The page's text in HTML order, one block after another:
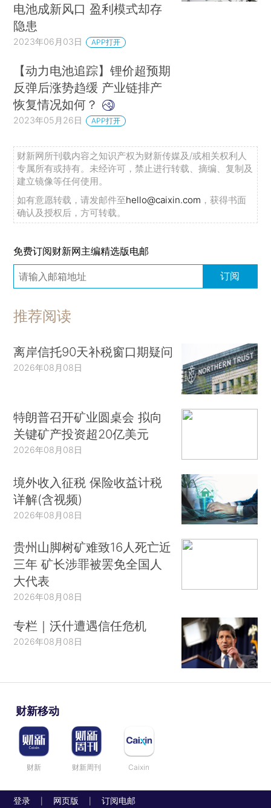
电池成新风口 盈利模式却存
隐患
2023年06月03日 APP打开
【动力电池追踪】锂价超预期
反弹后涨势趋缓 产业链排产
恢复情况如何？
2023年05月26日 APP打开
财新网所刊载内容之知识产权为财新传媒及/或相关权利人
专属所有或持有。未经许可，禁止进行转载、摘编、复制及
建立镜像等任何使用。
如有意愿转载，请发邮件至hello@caixin.com ，获得书面
确认及授权后，方可转载。
免费订阅财新网主编精选版电邮
订阅
推荐阅读
离岸信托90天补税窗口期疑问
2026年08月08日
特朗普召开矿业圆桌会 拟向
关键矿产投资超20亿美元
2026年08月08日
境外收入征税 保险收益计税
详解(含视频)
2026年08月08日
贵州山脚树矿难致16人死亡近
三年 矿长涉罪被罢免全国人
大代表
2026年08月08日
专栏｜沃什遭遇信任危机
2026年08月08日
财新移动
财新 财新周刊 Caixin
登录 网页版 订阅电邮